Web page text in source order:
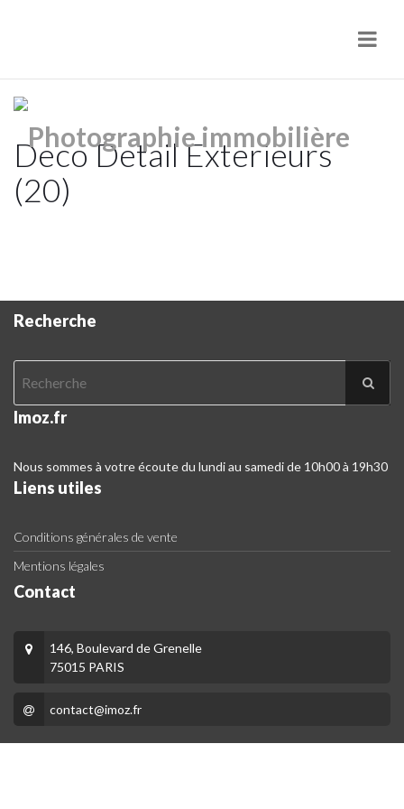
Deco Detail Exterieurs
(20)
Recherche
Imoz.fr
Nous sommes à votre écoute du lundi au samedi de 10h00 à 19h30
Liens utiles
Conditions générales de vente
Mentions légales
Contact
146, Boulevard de Grenelle
75015 PARIS
contact@imoz.fr